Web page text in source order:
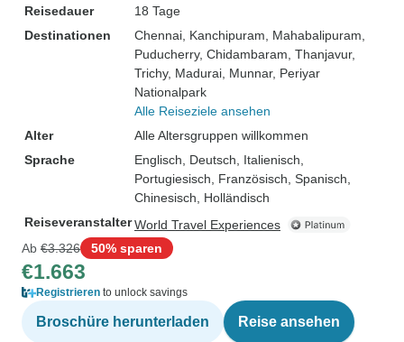
Reisedauer
18 Tage
Destinationen
Chennai , Kanchipuram , Mahabalipuram
Puducherry, Chidambaram , Thanjavur,
Trichy, Madurai , Munnar, Periyar
Nationalpark
Alle Reiseziele ansehen
Alter
Alle Altersgruppen willkommen
Sprache
Englisch, Deutsch, Italienisch,
Portugiesisch, Französisch, Spanisch,
Chinesisch, Holländisch
ReiseveranstalterWorld Travel Experiences
Ab €3.326 50% sparen
€1.663
Registrieren to unlock savings
Broschüre herunterladen Reise ansehen